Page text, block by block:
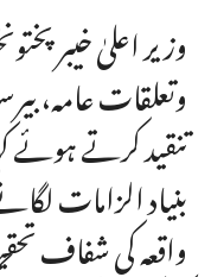
وزیر اعلیٰ خیبر
وتعلقات عامہ،
تنقید کرتے ہوئے
بنیاد الزامات
واقعہ کی شفاف